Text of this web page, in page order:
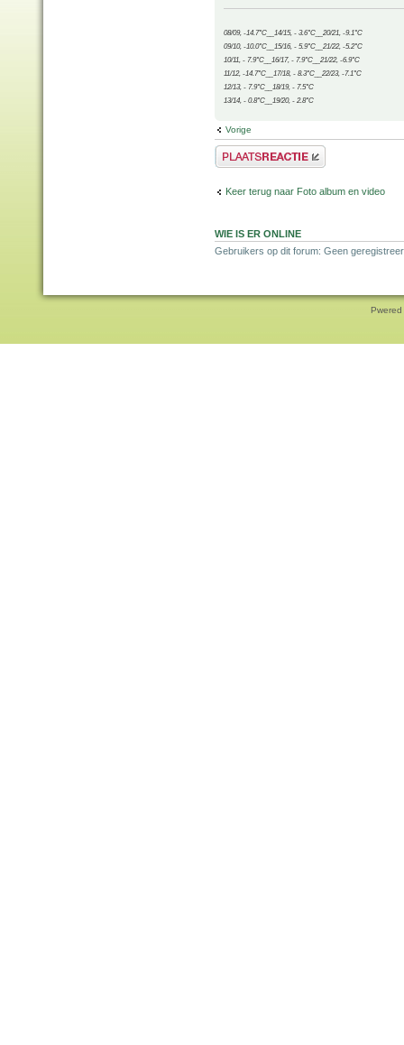
08/09, -14.7°C__14/15, - 3.6°C__20/21, -9.1°C
09/10, -10.0°C__15/16, - 5.9°C__21/22, -5.2°C
10/11, - 7.9°C__16/17, - 7.9°C__21/22, -6.9°C
11/12, -14.7°C__17/18, - 8.3°C__22/23, -7.1°C
12/13, - 7.9°C__18/19, - 7.5°C
13/14, - 0.8°C__19/20, - 2.8°C
Vorige
Plaats een reactie
Keer terug naar Foto album en video
WIE IS ER ONLINE
Gebruikers op dit forum: Geen